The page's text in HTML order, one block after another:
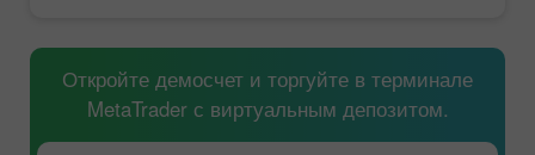
Откройте демосчет и торгуйте в терминале
MetaTrader с виртуальным депозитом.